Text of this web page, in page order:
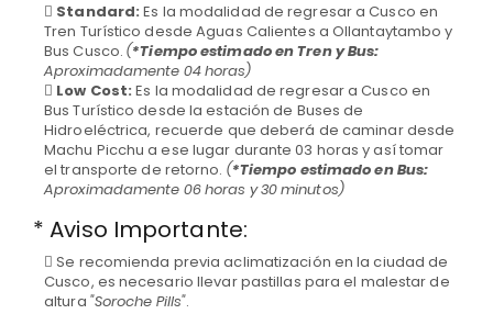
Standard: Es la modalidad de regresar a Cusco en
Tren Turístico desde Aguas Calientes a Ollantaytambo y
Bus Cusco.(*Tiempo estimado en Tren y Bus:
Aproximadamente 04 horas)
Low Cost:Es la modalidad de regresar a Cusco en
Bus Turístico desde la estación de Buses de
Hidroeléctrica, recuerde que deberá de caminar desde
Machu Picchu a ese lugar durante 03 horas y así tomar
el transporte de retorno. (*Tiempo estimado en Bus:
Aproximadamente 06 horas y 30 minutos)
* Aviso Importante:
Se recomienda previa aclimatización en la ciudad de
Cusco, es necesario llevar pastillas para el malestar de
altura "Soroche Pills".